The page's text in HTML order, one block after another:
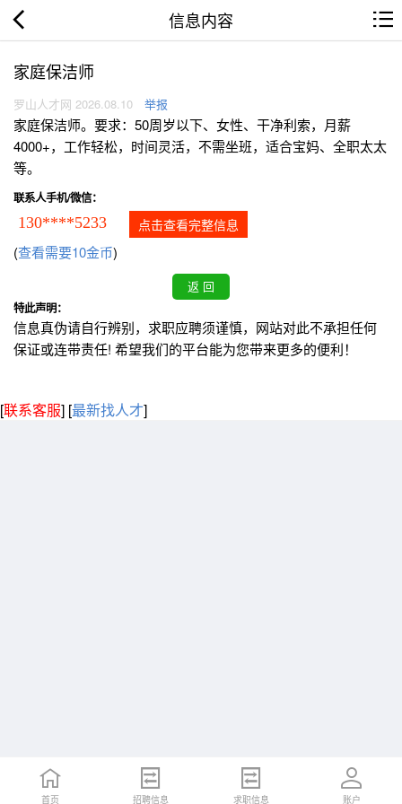
信息内容
家庭保洁师
罗山人才网 2026.08.10 举报
家庭保洁师。要求：50周岁以下、女性、干净利索，月薪
4000+，工作轻松，时间灵活，不需坐班，适合宝妈、全职太太
等。
联系人手机/微信：
130****5233 点击查看完整信息
(查看需要10金币)
特此声明：
信息真伪请自行辨别，求职应聘须谨慎，网站对此不承担任何
保证或连带责任! 希望我们的平台能为您带来更多的便利！
[联系客服] [最新找人才]
首页 招聘信息 求职信息 账户